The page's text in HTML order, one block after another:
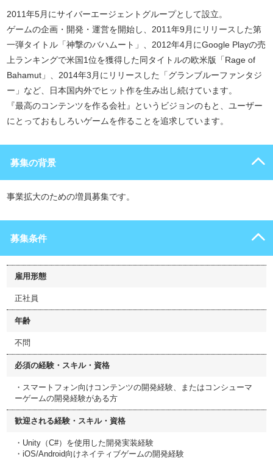
2011年5月にサイバーエージェントグループとして設立。
ゲームの企画・開発・運営を開始し、2011年9月にリリースした第
一弾タイトル「神撃のバハムート」、2012年4月にGoogle Playの売
上ランキングで米国1位を獲得した同タイトルの欧米版「Rage of
Bahamut」、2014年3月にリリースした「グランブルーファンタジ
ー」など、日本国内外でヒット作を生み出し続けています。
『最高のコンテンツを作る会社』というビジョンのもと、ユーザー
にとっておもしろいゲームを作ることを追求しています。
募集の背景
事業拡大のための増員募集です。
募集条件
雇用形態
正社員
年齢
不問
必須の経験・スキル・資格
・スマートフォン向けコンテンツの開発経験、またはコンシューマ
ーゲームの開発経験がある方
歓迎される経験・スキル・資格
・Unity（C#）を使用した開発実装経験
・iOS/Android向けネイティブゲームの開発経験